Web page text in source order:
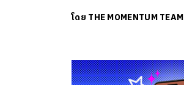
โดย THE MOMENTUM TEAM